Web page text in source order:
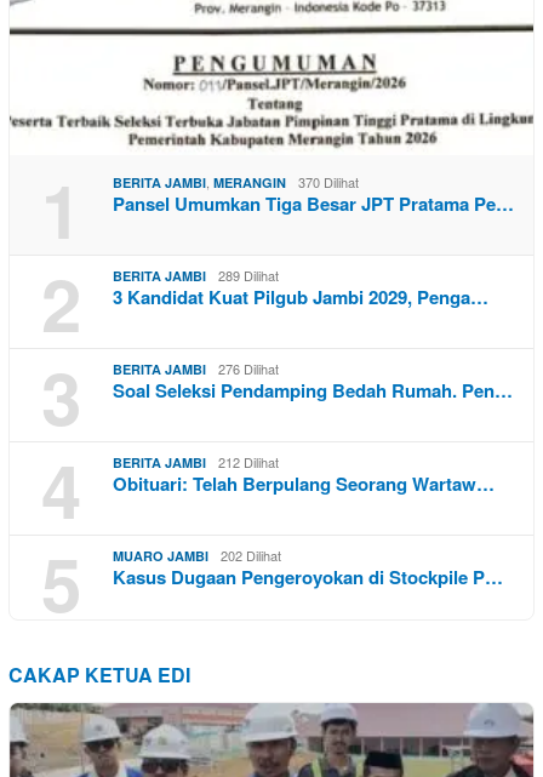
1 BERITA JAMBI, MERANGIN 370 Dilihat
Pansel Umumkan Tiga Besar JPT Pratama Pe…
2 BERITA JAMBI 289 Dilihat
3 Kandidat Kuat Pilgub Jambi 2029, Penga…
3 BERITA JAMBI 276 Dilihat
Soal Seleksi Pendamping Bedah Rumah. Pen…
4 BERITA JAMBI 212 Dilihat
Obituari: Telah Berpulang Seorang Wartaw…
5 MUARO JAMBI 202 Dilihat
Kasus Dugaan Pengeroyokan di Stockpile P…
CAKAP KETUA EDI